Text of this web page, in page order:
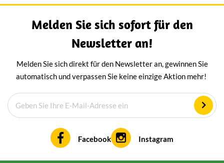
Melden Sie sich sofort für den
Newsletter an!
Melden Sie sich direkt für den Newsletter an, gewinnen Sie
automatisch und verpassen Sie keine einzige Aktion mehr!
Facebook Instagram